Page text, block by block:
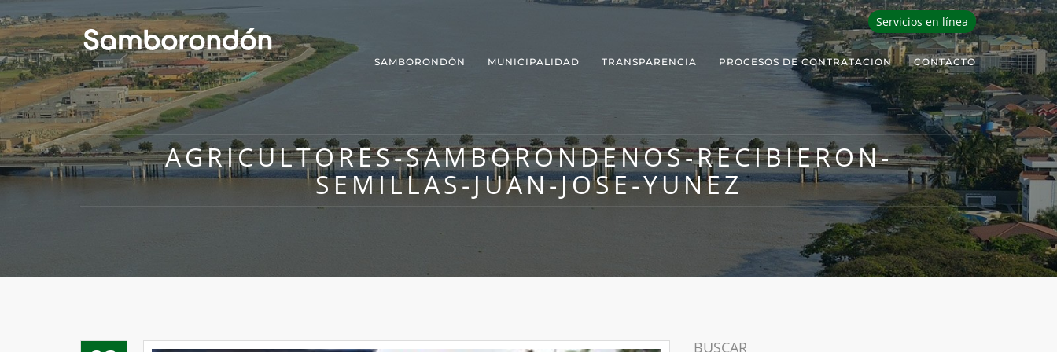
Servicios en línea
SAMBORONDÓN MUNICIPALIDAD TRANSPARENCIA PROCESOS DE CONTRATACION CONTACTO
AGRICULTORES-SAMBORONDENOS-RECIBIERON-
SEMILLAS-JUAN-JOSE-YUNEZ
BUSCAR